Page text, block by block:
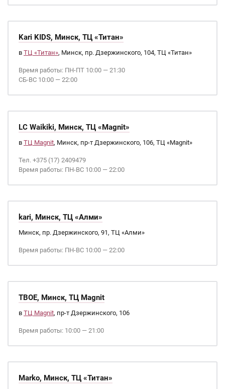
Kari KIDS, Минск, ТЦ «Титан»
в ТЦ «Титан», Минск, пр. Дзержинского, 104, ТЦ «Титан»
Время работы: ПН-ПТ 10:00 — 21:30
СБ-ВС 10:00 — 22:00
LC Waikiki, Минск, ТЦ «Magnit»
в ТЦ Magnit, Минск, пр-т Дзержинского, 106, ТЦ «Magnit»
Тел. +375 (17) 2409479
Время работы: ПН-ВС 10:00 — 22:00
kari, Минск, ТЦ «Алми»
Минск, пр. Дзержинского, 91, ТЦ «Алми»
Время работы: ПН-ВС 10:00 — 22:00
ТВОЕ, Минск, ТЦ Magnit
в ТЦ Magnit, пр-т Дзержинского, 106
Время работы: 10:00 — 21:00
Marko, Минск, ТЦ «Титан»